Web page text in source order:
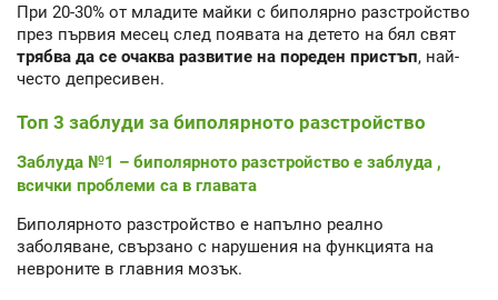
При 20-30% от младите майки с биполярно разстройство
през първия месец след появата на детето на бял свят
трябва да се очаква развитие на пореден пристъп, най-
често депресивен.
Топ 3 заблуди за биполярното разстройство
Заблуда №1 – биполярното разстройство е заблуда ,
всички проблеми са в главата
Биполярното разстройство е напълно реално
заболяване, свързано с нарушения на функцията на
невроните в главния мозък.